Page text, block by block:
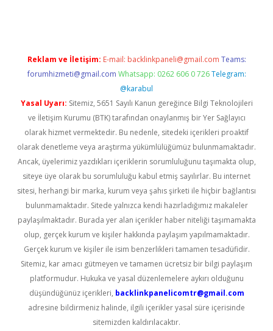
Reklam ve İletişim: E-mail: backlinkpaneli@gmail.com Teams:
forumhizmeti@gmail.com Whatsapp: 0262 606 0 726 Telegram:
@karabul
Yasal Uyarı: Sitemiz, 5651 Sayılı Kanun gereğince Bilgi Teknolojileri
ve İletişim Kurumu (BTK) tarafından onaylanmış bir Yer Sağlayıcı
olarak hizmet vermektedir. Bu nedenle, sitedeki içerikleri proaktif
olarak denetleme veya araştırma yükümlülüğümüz bulunmamaktadır.
Ancak, üyelerimiz yazdıkları içeriklerin sorumluluğunu taşımakta olup,
siteye üye olarak bu sorumluluğu kabul etmiş sayılırlar. Bu internet
sitesi, herhangi bir marka, kurum veya şahıs şirketi ile hiçbir bağlantısı
bulunmamaktadır. Sitede yalnızca kendi hazırladığımız makaleler
paylaşılmaktadır. Burada yer alan içerikler haber niteliği taşımamakta
olup, gerçek kurum ve kişiler hakkında paylaşım yapılmamaktadır.
Gerçek kurum ve kişiler ile isim benzerlikleri tamamen tesadüfidir.
Sitemiz, kar amacı gütmeyen ve tamamen ücretsiz bir bilgi paylaşım
platformudur. Hukuka ve yasal düzenlemelere aykırı olduğunu
düşündüğünüz içerikleri, backlinkpanelicomtr@gmail.com
adresine bildirmeniz halinde, ilgili içerikler yasal süre içerisinde
sitemizden kaldırılacaktır.